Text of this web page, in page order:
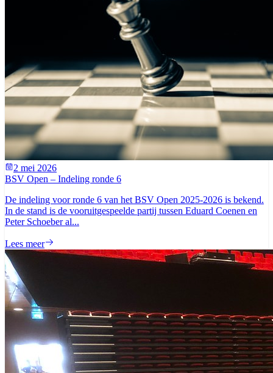
2 mei 2026
BSV Open – Indeling ronde 6
De indeling voor ronde 6 van het BSV Open 2025-2026 is bekend.
In de stand is de vooruitgespeelde partij tussen Eduard Coenen en
Peter Schoeber al...
Lees meer